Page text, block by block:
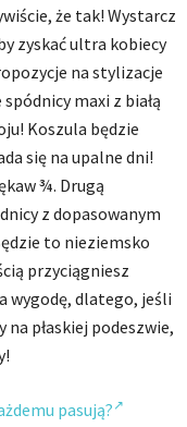
że tak! Wystarcz
zyskać ultra kobiecy
na stylizacje
maxi z białą
Koszula będzie
się na upalne dni!
¾. Drugą
z dopasowanym
to nieziemsko
przyciągniesz
wygodę, dlatego, jeśli
płaskiej podeszwie,
pasują?